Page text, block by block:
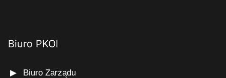
Biuro PKOl
Biuro Zarządu